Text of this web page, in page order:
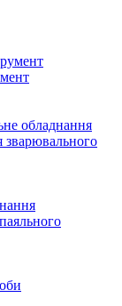
обладнання
зварювального